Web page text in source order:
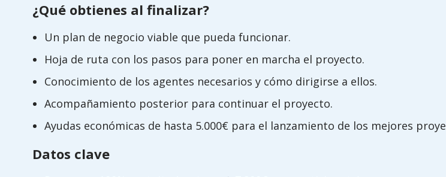
¿Qué obtienes al finalizar?
Un plan de negocio viable que pueda funcionar.
Hoja de ruta con los pasos para poner en marcha el proyecto.
Conocimiento de los agentes necesarios y cómo dirigirse a ellos.
Acompañamiento posterior para continuar el proyecto.
Ayudas económicas de hasta 5.000€ para el lanzamiento de los mejores
Datos clave